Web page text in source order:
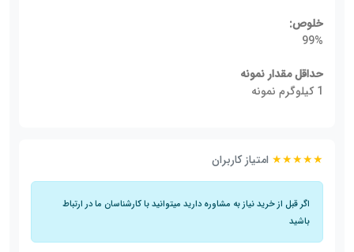
خلوص:
99%
حداقل مقدار نمونه
1 کیلوگرم نمونه
★★★★★ امتیاز کاربران
اگر قبل از خرید نیاز به مشاوره دارید میتوانید با کارشناسان ما در ارتباط
باشید